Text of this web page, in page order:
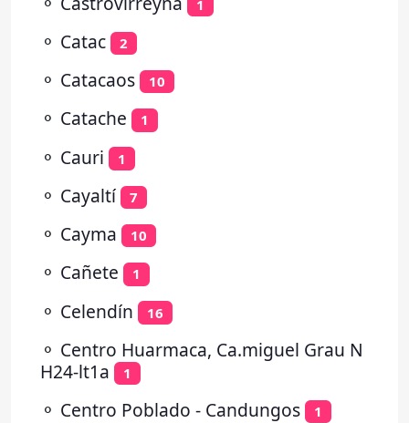
1
⚬ Catac 2
⚬ Catacaos 10
⚬ Catache 1
⚬ Cauri 1
⚬ Cayaltí 7
⚬ Cayma 10
⚬ Cañete 1
⚬ Celendín 16
⚬ Centro Huarmaca, Ca.miguel Grau N
H24-lt1a
1
⚬ Centro Poblado - Candungos 1